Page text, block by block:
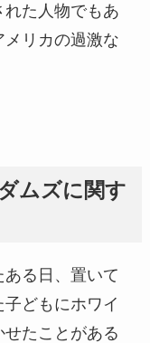
た人物でもあ
メリカの過激な
ムズに関す
ある日、置いて
どもにホワイ
せたことがある